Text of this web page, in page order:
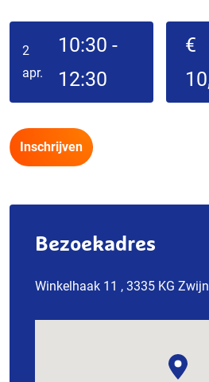
2
apr.
10:30 -
12:30
€
Inschrijven
Bezoekadres
Winkelhaak 11 , 3335 KG